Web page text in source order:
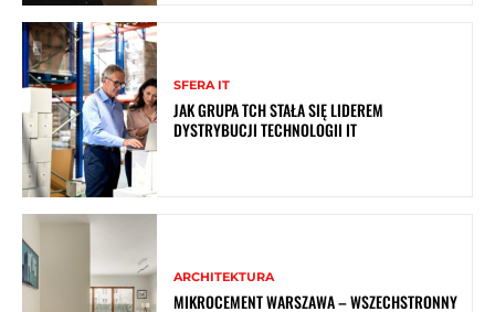
SFERA IT
JAK GRUPA TCH STAŁA SIĘ LIDEREM
DYSTRYBUCJI TECHNOLOGII IT
ARCHITEKTURA
MIKROCEMENT WARSZAWA – WSZECHSTRONNY